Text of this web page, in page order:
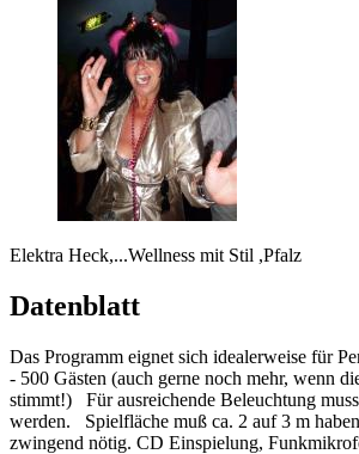
Elektra Heck,...Wellness mit Stil ,Pfalz
Datenblatt
Das Programm eignet sich idealerweise für
- 500 Gästen (auch gerne noch mehr, wenn
stimmt!) Für ausreichende Beleuchtung
werden. Spielfläche muß ca. 2 auf 3 m
zwingend nötig. CD Einspielung,